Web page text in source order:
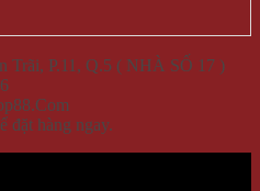
Trãi, P.11, Q.5 ( NHÀ SỐ 17 )
đặt hàng ngay.